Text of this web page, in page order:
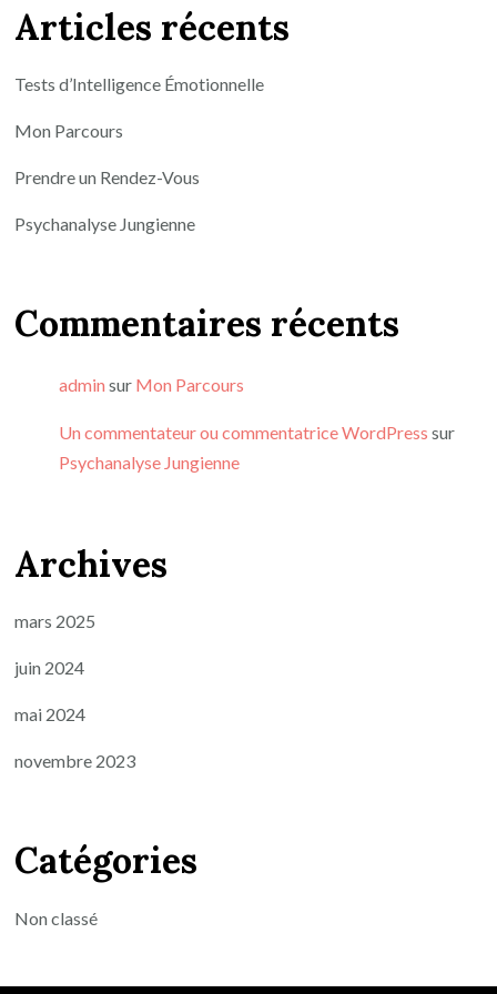
Articles récents
Tests d’Intelligence Émotionnelle
Mon Parcours
Prendre un Rendez-Vous
Psychanalyse Jungienne
Commentaires récents
admin sur Mon Parcours
Un commentateur ou commentatrice WordPress sur
Psychanalyse Jungienne
Archives
mars 2025
juin 2024
mai 2024
novembre 2023
Catégories
Non classé